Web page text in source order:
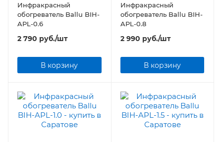
Инфракрасный
обогреватель Ballu BIH-
APL-0.6
2 790 руб./шт
В корзину
Инфракрасный
обогреватель Ballu BIH-
APL-0.8
2 990 руб./шт
В корзину